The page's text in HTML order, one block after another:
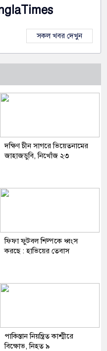
সকল খবর দেখুন
দক্ষিণ চীন সাগরে ভিয়েতনামের
জাহাজডুবি, নিখোঁজ ২৩
ফিফা ফুটবল শিল্পকে ধ্বংস
করছে : হাভিয়ের তেবাস
পাকিস্তান নিয়ন্ত্রিত কাশ্মীরে
বিক্ষোভ, নিহত ৯